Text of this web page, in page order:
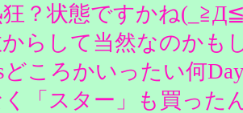
狂？状態ですかね
らして当然なのか
どころかいったい何
「スター」も買った